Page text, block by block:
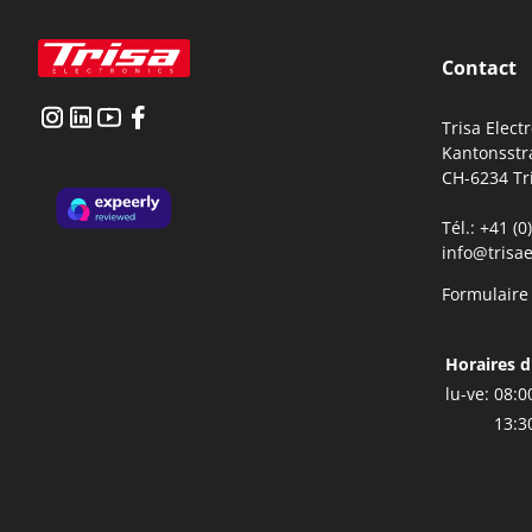
Regelmässiges Entkalken
Contact
Trisa
CH-6234
Tél.: +41
Horaires
lu-ve: